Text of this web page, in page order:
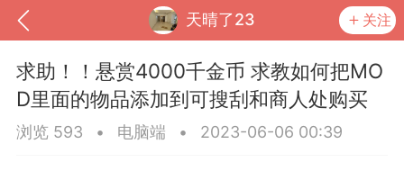
天晴了23 关注
求助！！悬赏4000千金币 求教如何把MO
D里面的物品添加到可搜刮和商人处购买
浏览 593 • 电脑端 • 2023-06-06 00:39